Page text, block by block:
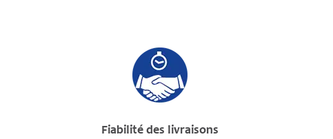
Fiabilité des livraisons